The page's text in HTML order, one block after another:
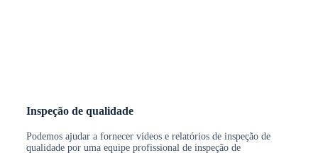
Inspeção de qualidade
Podemos ajudar a fornecer vídeos e relatórios de inspeção de
qualidade por uma equipe profissional de inspeção de